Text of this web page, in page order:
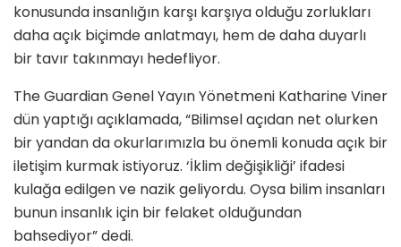
konusunda insanlığın karşı karşıya olduğu zorlukları
daha açık biçimde anlatmayı, hem de daha duyarlı
bir tavır takınmayı hedefliyor.
The Guardian Genel Yayın Yönetmeni Katharine Viner
dün yaptığı açıklamada, “Bilimsel açıdan net olurken
bir yandan da okurlarımızla bu önemli konuda açık bir
iletişim kurmak istiyoruz. ‘İklim değişikliği’ ifadesi
kulağa edilgen ve nazik geliyordu. Oysa bilim insanları
bunun insanlık için bir felaket olduğundan
bahsediyor” dedi.